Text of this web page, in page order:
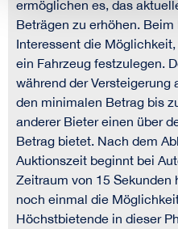
ermöglichen es, das
Beträgen zu erhöhen.
Interessent die
ein Fahrzeug festzulegen.
während der
den minimalen Betrag bis
anderer Bieter einen über
Betrag bietet. Nach dem
Auktionszeit beginnt bei
Zeitraum von 15 Sekunden
noch einmal die
Höchstbietende in dieser